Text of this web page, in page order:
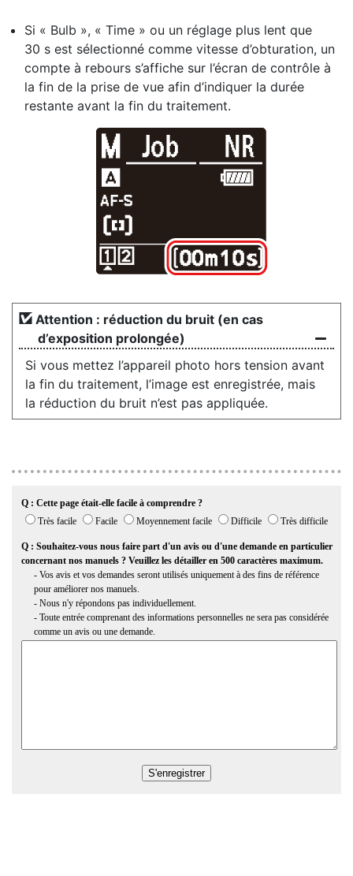
Si « Bulb », « Time » ou un réglage plus lent que
30 s est sélectionné comme vitesse d’obturation, un
compte à rebours s’affiche sur l’écran de contrôle à
la fin de la prise de vue afin d’indiquer la durée
restante avant la fin du traitement.
Attention : réduction du bruit (en cas
d’exposition prolongée)
Si vous mettez l’appareil photo hors tension avant
la fin du traitement, l’image est enregistrée, mais
la réduction du bruit n’est pas appliquée.